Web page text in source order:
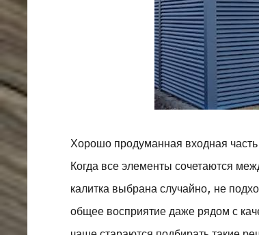
Хорошо продуманная входная
Когда все элементы сочетаются
калитка выбрана случайно, не
общее восприятие даже рядом с